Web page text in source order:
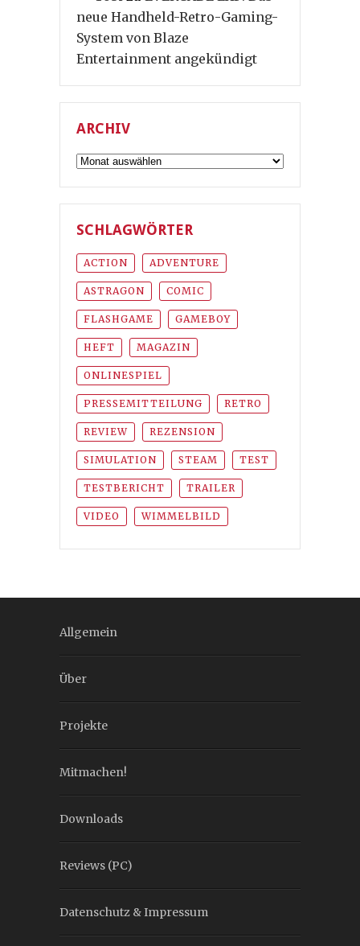
neue Handheld-Retro-Gaming-
System von Blaze
Entertainment angekündigt
ARCHIV
Archiv
SCHLAGWÖRTER
ACTION ADVENTURE
ASTRAGON COMIC
FLASHGAME GAMEBOY
HEFT MAGAZIN
ONLINESPIEL
PRESSEMITTEILUNG RETRO
REVIEW REZENSION
SIMULATION STEAM TEST
TESTBERICHT TRAILER
VIDEO WIMMELBILD
Allgemein
Über
Projekte
Mitmachen!
Downloads
Reviews (PC)
Datenschutz & Impressum